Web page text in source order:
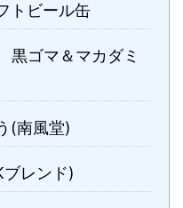
トビール缶
ゴマ＆マカダミ
(南風堂)
レンド)